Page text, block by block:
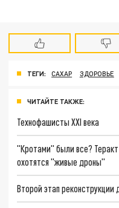
ТЕГИ: САХАР ЗДОРОВЬЕ
ЧИТАЙТЕ ТАКЖЕ:
Технофашисты XXI века
"Кротами" были все?
охотятся "живые дроны"
Второй этап реконструкции